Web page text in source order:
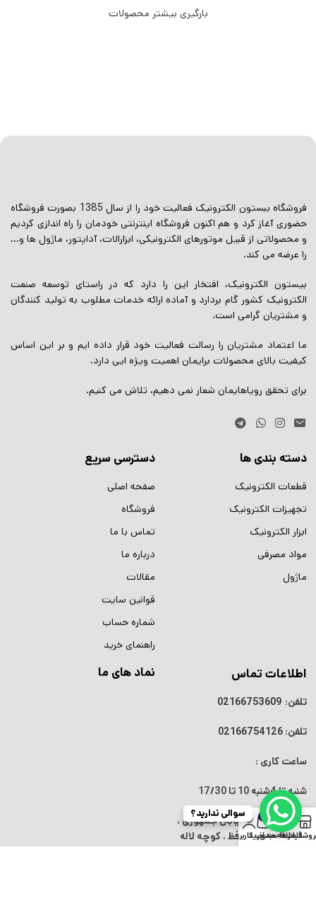
بارگیری بیشتر محصولات
فروشگاه ببستون الکترونیک فعالیت خود را از سال 1385 بصورت فروشگاه
حضوری آغاز کرد و هم اکنون فروشگاه اینترنتی خودمان را راه اندازی کردیم
و محصولاتی از قبیل موتورهای الکترونیکی، ابزارالات، آداپتور، ماژول ها و…
را عرضه می کند.
بیستون الکترونیک، افتخار این را دارد که در راستای توسعه صنعت
الکترونیک کشور گام بردارد و آماده ارائه خدمات مطلوب به تولید کنندگان
و مشتریان گرامی است.
ما اعتماد مشتریان را رسالت فعالیت خود قرار داده ایم و بر این اساس
کیفیت بالای محصولات برایمان اهمیت ویژه ایی دارد.
برای تحقق رویاهایمان شعار نمی دهیم، تلاش می کنیم.
دسته بندی ها
قطعات الکترونیک
تجهیزات الکترونیک
ابزار الکترونیک
مواد مصرفی
ماژول
دسترسی سریع
صفحه اصلی
فروشگاه
تماس با ما
درباره ما
مقالات
قوانین سایت
شماره حساب
راهنمای خرید
اطلاعات تماس
تلفن: 02166753609
تلفن: 02166754126
ساعت کاری :
شنبه تا 4شنبه 10 تا 17/30
آدرس : تهران ، خیابان جمهوری ،
نرسیده به پل حافظ ، کوچه لاله
نماد های ما
سوالی ندارید؟
فیلترها
علاقه مندی
سبد خرید
حساب کاربری من